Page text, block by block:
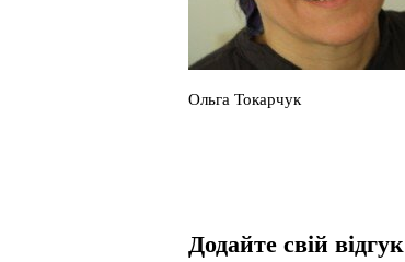
Ольга Токарчук
Додайте свій відгук